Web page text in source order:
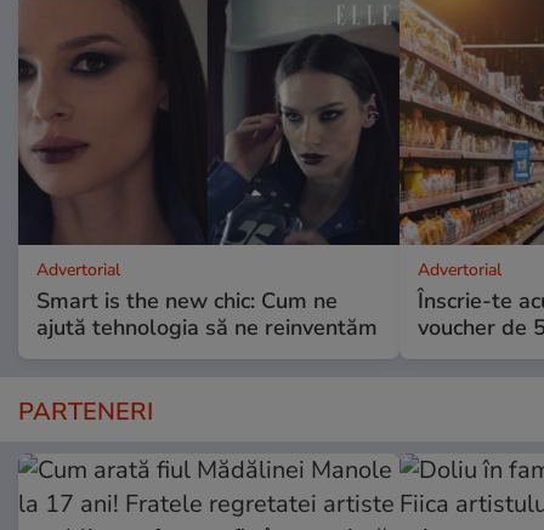
Advertorial
Smart is the new chic: Cum ne
ajută tehnologia să ne reinventăm
Advertorial
Înscrie-te
voucher de
PARTENERI